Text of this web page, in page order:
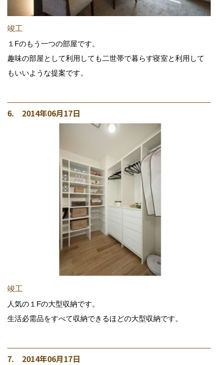
竣工
１Fのもう一つの部屋です。
趣味の部屋として利用しても二世帯で暮らす寝室と利用して
もいいような提案です。
6. 2014年06月17日
竣工
人気の１Fの大型収納です。
生活必需品をすべて収納できるほどの大型収納です。
7. 2014年06月17日